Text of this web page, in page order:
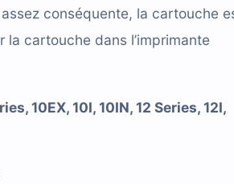
conséquente, la cartouche
cartouche dans l’imprimante
10EX, 10I, 10IN, 12 Series, 12I,